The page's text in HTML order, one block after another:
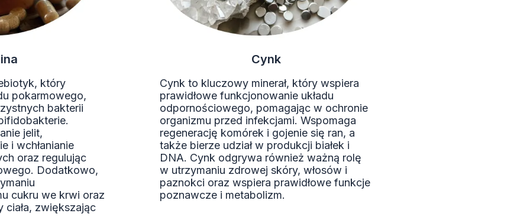
który
pokarmowego,
bakterii
jelit,
i wchłanianie
oraz regulując
Dodatkowo,
cukru we krwi oraz
ciała, zwiększając
Cynk
Cynk to kluczowy minerał, który wspiera
prawidłowe funkcjonowanie układu
odpornościowego, pomagając w ochronie
organizmu przed infekcjami. Wspomaga
regenerację komórek i gojenie się ran, a
także bierze udział w produkcji białek i
DNA. Cynk odgrywa również ważną rolę
w utrzymaniu zdrowej skóry, włosów i
paznokci oraz wspiera prawidłowe funkcje
poznawcze i metabolizm.